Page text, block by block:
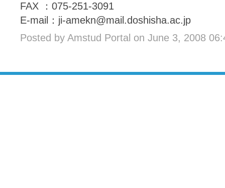
FAX ：075-251-3091
E-mail：ji-amekn@mail.doshisha.ac.jp
Posted by Amstud Portal on June 3, 2008